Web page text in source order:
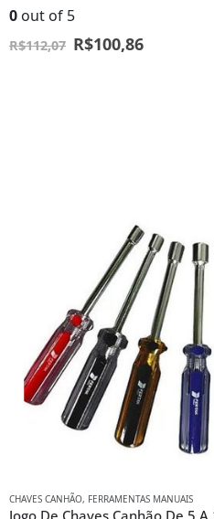
0 out of 5
R$112,07 R$100,86
CHAVES CANHÃO, FERRAMENTAS MANUAIS